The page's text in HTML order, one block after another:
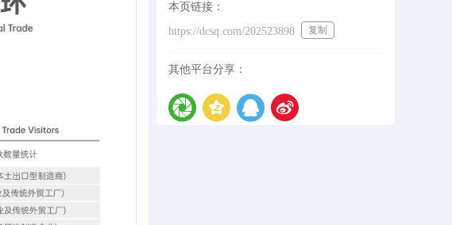
本页链接：
https://dcsq.com/202523898 复制
其他平台分享：